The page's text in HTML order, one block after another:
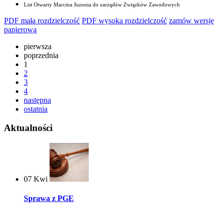
List Otwarty Marcina Juzonia do zarządów Związków Zawodowych
PDF mała rozdzielczość PDF wysoka rozdzielczość zamów wersję
papierową
pierwsza
poprzednia
1
2
3
4
następna
ostatnia
Aktualności
07 Kwi
Sprawa z PGE